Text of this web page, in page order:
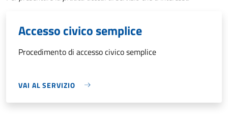
Accesso civico semplice
Procedimento di accesso civico semplice
VAI AL SERVIZIO